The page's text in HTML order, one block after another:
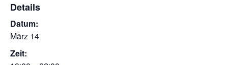
Details
Datum:
März 14
Zeit: